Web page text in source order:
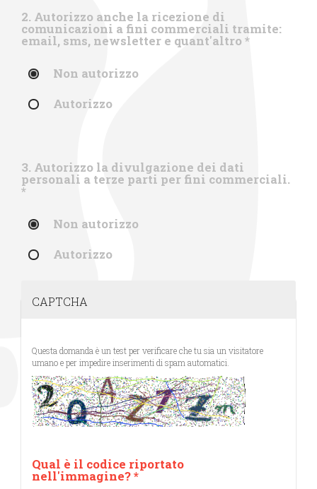
2. Autorizzo anche la ricezione di
comunicazioni a fini commerciali tramite:
email, sms, newsletter e quant'altro *
Non autorizzo
Autorizzo
3. Autorizzo la divulgazione dei dati
personali a terze parti per fini commerciali.
*
Non autorizzo
Autorizzo
CAPTCHA
Questa domanda è un test per verificare che tu sia un visitatore
umano e per impedire inserimenti di spam automatici.
Qual è il codice riportato
nell'immagine?*